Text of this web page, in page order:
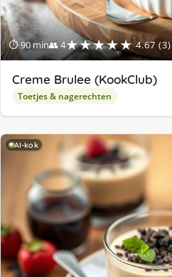
⏱ 90 min👥 4★★★★★ 4.67 (3)
Creme Brulee (KookClub)
Toetjes & nagerechten
AI-kok